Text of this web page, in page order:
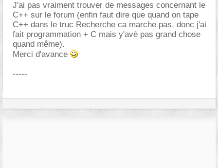
J'ai pas vraiment trouver de messages concernant le
C++ sur le forum (enfin faut dire que quand on tape
C++ dans le truc Recherche ca marche pas, donc j'ai
fait programmation + C mais y'avé pas grand chose
quand même).
Merci d'avance
-----